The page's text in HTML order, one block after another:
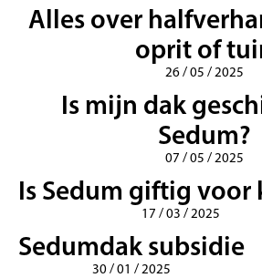
Alles over
oprit of
26 / 05 / 2025
Is mijn dak
Sedum?
07 / 05 / 2025
Is Sedum giftig voor
17 / 03 / 2025
Sedumdak subsidie
30 / 01 / 2025